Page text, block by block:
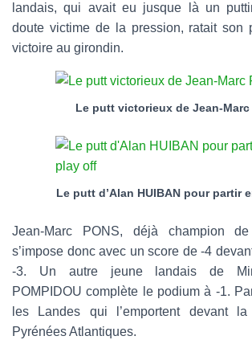
landais, qui avait eu jusque là un
doute victime de la pression, ratait son
victoire au girondin.
Le putt victorieux de Jean-Marc
Le putt d’Alan HUIBAN pour partir
Jean-Marc PONS, déjà champion
s’impose donc avec un score de -4
-3. Un autre jeune landais de
POMPIDOU complète le podium à -1.
les Landes qui l’emportent devant
Pyrénées Atlantiques.